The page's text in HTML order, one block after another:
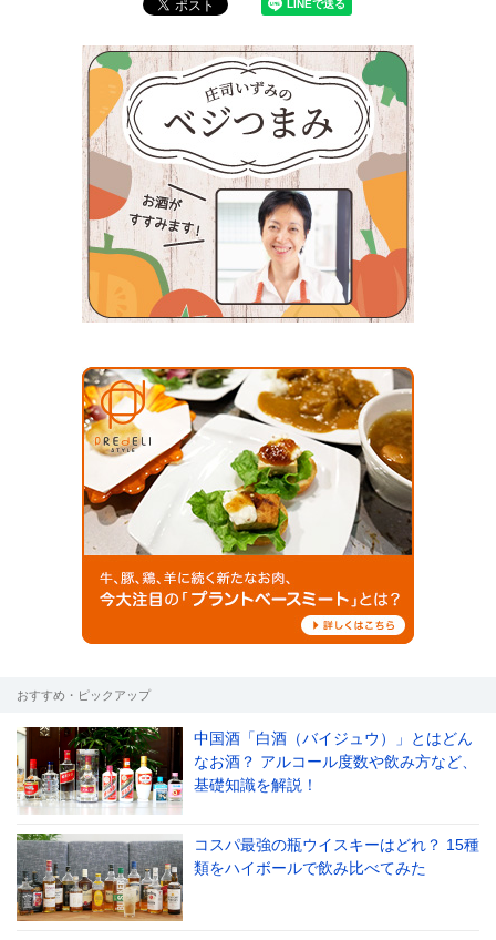
おすすめ・ピックアップ
中国酒「白酒（バイジュウ）」とはどん
なお酒？ アルコール度数や飲み方など、
基礎知識を解説！
コスパ最強の瓶ウイスキーはどれ？ 15種
類をハイボールで飲み比べてみた